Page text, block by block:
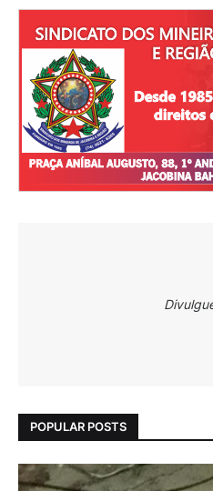
POPULAR POSTS